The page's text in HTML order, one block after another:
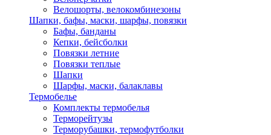
Велошорты, велокомбинезоны
Шапки, бафы, маски, шарфы, повязки
Бафы, банданы
Кепки, бейсболки
Повязки летние
Повязки теплые
Шапки
Шарфы, маски, балаклавы
Термобелье
Комплекты термобелья
Терморейтузы
Терморубашки, термофутболки